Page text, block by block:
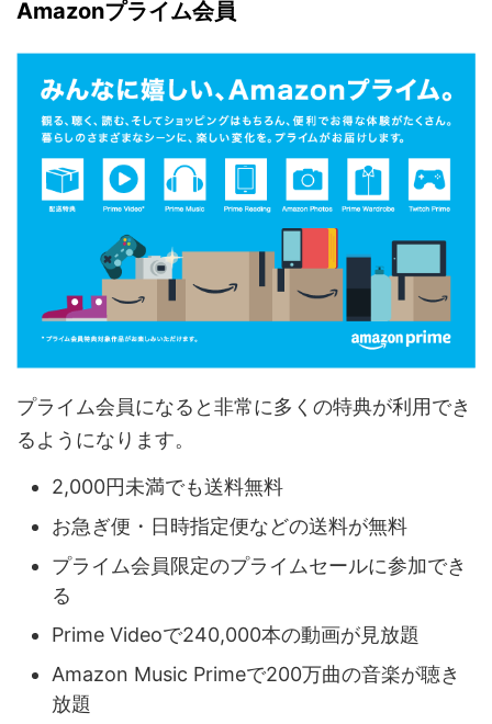
Amazonプライム会員
プライム会員になると非常に多くの特典が利用でき
るようになります。
2,000円未満でも送料無料
お急ぎ便・日時指定便などの送料が無料
プライム会員限定のプライムセールに参加でき
る
Prime Videoで240,000本の動画が見放題
Amazon Music Primeで200万曲の音楽が聴き
放題